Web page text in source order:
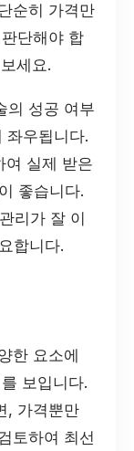
순히 가격만
단해야 합
세요.
의 성공 여부
좌우됩니다.
여 실제 받은
좋습니다.
리가 잘 이
합니다.
한 요소에
보입니다.
, 가격뿐만
토하여 최선